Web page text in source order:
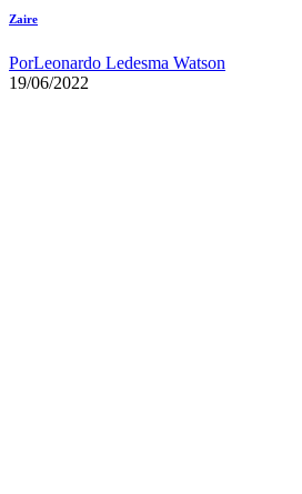
Zaire
PorLeonardo Ledesma Watson
19/06/2022